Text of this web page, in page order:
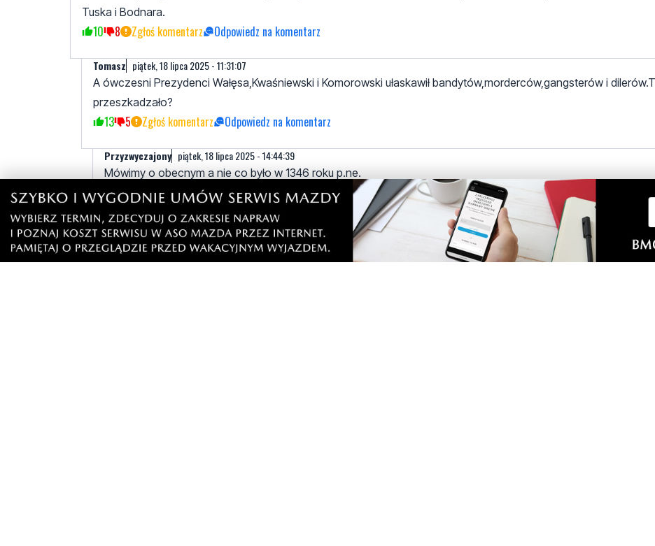
Tuska i Bodnara.
10 8 Zgłoś komentarz Odpowiedz na komentarz
Tomasz piątek, 18 lipca 2025 - 11:31:07
A ówczesni Prezydenci Wałęsa,Kwaśniewski i Komorowski ułaskawił bandytów,morderców,gangsterów i
przeszkadzało?
13 5 Zgłoś komentarz Odpowiedz na komentarz
Przyzwyczajony piątek, 18 lipca 2025 - 14:44:39
Mówimy o obecnym a nie co było w 1346 roku p.ne.
3 5 Zgłoś komentarz Odpowiedz na komentarz
Oj teraz to popłynąłeś.. piątek, 18 lipca 2025 - 18:05:05
Przecież oni jeszcze żyją.
5 1 Zgłoś komentarz Odpowiedz na komentarz